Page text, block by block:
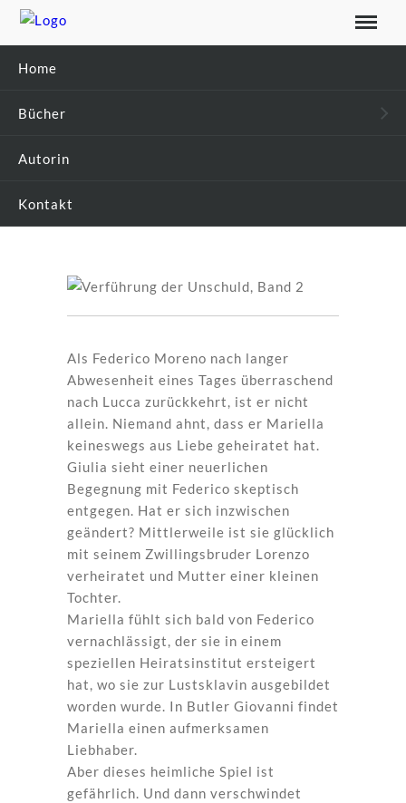
Home
Bücher
Autorin
Kontakt
Als Federico Moreno nach langer
Abwesenheit eines Tages überraschend
nach Lucca zurückkehrt, ist er nicht
allein. Niemand ahnt, dass er Mariella
keineswegs aus Liebe geheiratet hat.
Giulia sieht einer neuerlichen
Begegnung mit Federico skeptisch
entgegen. Hat er sich inzwischen
geändert? Mittlerweile ist sie glücklich
mit seinem Zwillingsbruder Lorenzo
verheiratet und Mutter einer kleinen
Tochter.
Mariella fühlt sich bald von Federico
vernachlässigt, der sie in einem
speziellen Heiratsinstitut ersteigert
hat, wo sie zur Lustsklavin ausgebildet
worden wurde. In Butler Giovanni findet
Mariella einen aufmerksamen
Liebhaber.
Aber dieses heimliche Spiel ist
gefährlich. Und dann verschwindet